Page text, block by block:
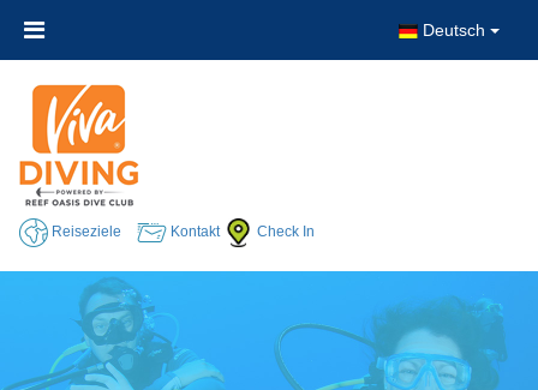
Deutsch
Reiseziele Kontakt Check In